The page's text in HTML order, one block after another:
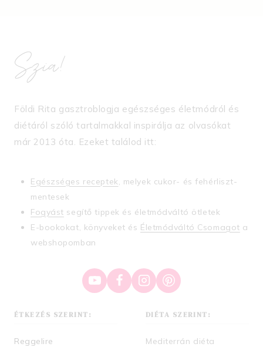
Szia!
Földi Rita gasztroblogja egészséges életmódról és
diétáról szóló tartalmakkal inspirálja az olvasókat
már 2013 óta. Ezeket találod itt:
Egészséges receptek, melyek cukor- és fehérliszt-
mentesek
Fogyást segítő tippek és életmódváltó ötletek
E-bookokat, könyveket és Életmódváltó Csomagot a
webshopomban
ÉTKEZÉS SZERINT:
Reggelire
DIÉTA SZERINT:
Mediterrán diéta